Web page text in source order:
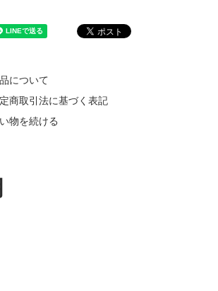
について
商取引法に基づく表記
物を続ける